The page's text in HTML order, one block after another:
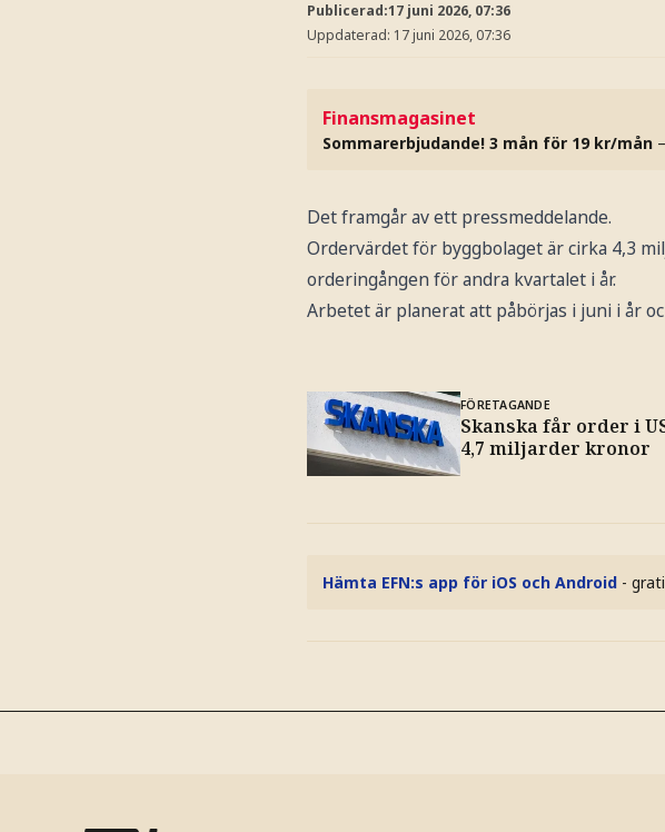
Publicerad:17 juni 2026, 07:36
Uppdaterad: 17 juni 2026, 07:36
Finansmagasinet
Sommarerbjudande! 3 mån för 19 kr/mån
Det framgår av ett pressmeddelande.
Ordervärdet för byggbolaget är cirka 4,3
orderingången för andra kvartalet i år.
Arbetet är planerat att påbörjas i juni i år
FÖRETAGANDE
Skanska får order i
4,7 miljarder kronor
Hämta EFN:s app för iOS och Android -